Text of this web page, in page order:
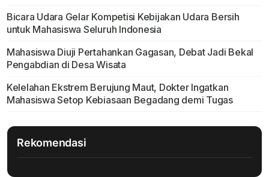
Bicara Udara Gelar Kompetisi Kebijakan Udara Bersih
untuk Mahasiswa Seluruh Indonesia
Mahasiswa Diuji Pertahankan Gagasan, Debat Jadi Bekal
Pengabdian di Desa Wisata
Kelelahan Ekstrem Berujung Maut, Dokter Ingatkan
Mahasiswa Setop Kebiasaan Begadang demi Tugas
Rekomendasi